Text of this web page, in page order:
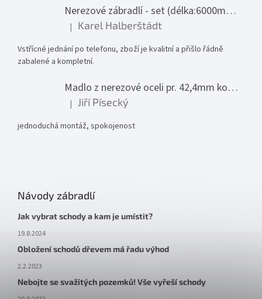
Nerezové zábradlí - set (délka:6000mm x výška:1000mm)
Hodnocení produktu je 5 z 5 hvězdiček.
| Karel Halberštádt
Vstřícné jednání po telefonu, zboží je kvalitní a přišlo řádně
zabalené a kompletní.
Madlo z nerezové oceli pr. 42,4mm komplet - model 0116 - 3000mm
Hodnocení produktu je 5 z 5 hvězdiček.
| Jiří Písecký
jednoduchá montáž, spokojenost
Návody zábradlí
Jak vybrat schody a kam je umístit?
19.8.2024
Obložení schodů dřevem má řadu výhod
2.2.2023
Nebojte se svažitých pozemků! Vše vyřeší schody